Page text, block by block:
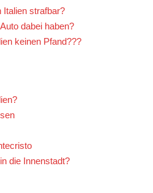
Italien strafbar?
dabei haben?
keinen Pfand???
die Innenstadt?